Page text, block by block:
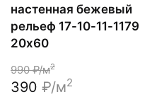
настенная бежевый
рельеф 17-10-11-1179
20х60
990₽/м2
390 ₽/м2